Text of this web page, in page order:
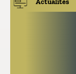
Actualités